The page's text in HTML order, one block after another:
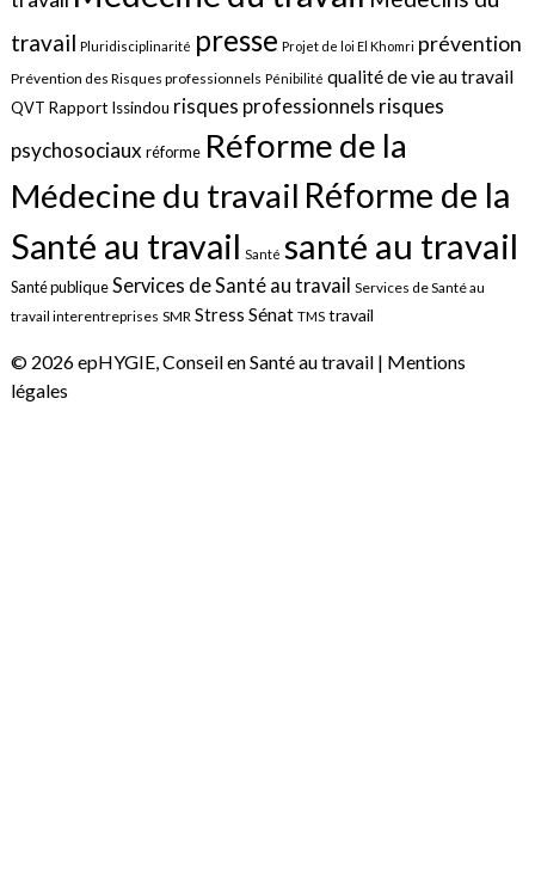
travail Pluridisciplinarité presse Projet de loi El Khomri prévention
Prévention des Risques professionnels Pénibilité qualité de vie au travail
QVT Rapport Issindou risques professionnels risques
psychosociaux réforme Réforme de la
Médecine du travail Réforme de la
Santé au travail Santé santé au travail
Santé publique Services de Santé au travail Services de Santé au
travail interentreprises SMR Stress Sénat TMS travail
© 2026 epHYGIE, Conseil en Santé au travail | Mentions
légales